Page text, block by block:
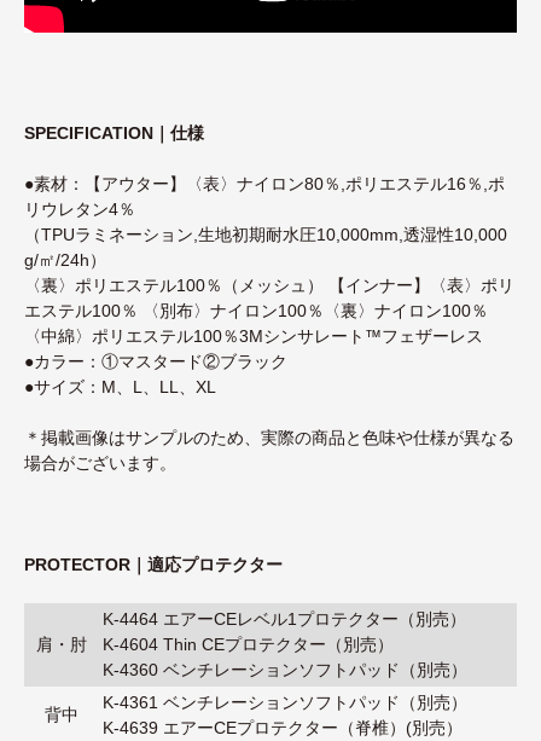
SPECIFICATION｜仕様
●素材：【アウター】〈表〉ナイロン80％,ポリエステル16％,ポ
リウレタン4％
（TPUラミネーション,生地初期耐水圧10,000mm,透湿性10,000
g/㎡/24h）
〈裏〉ポリエステル100％（メッシュ） 【インナー】〈表〉ポリ
エステル100％ 〈別布〉ナイロン100％〈裏〉ナイロン100％
〈中綿〉ポリエステル100％3Mシンサレート™フェザーレス
●カラー：①マスタード②ブラック
●サイズ：M、L、LL、XL
＊掲載画像はサンプルのため、実際の商品と色味や仕様が異なる
場合がございます。
PROTECTOR｜適応プロテクター
肩・肘
K-4464 エアーCEレベル1プロテクター（別売）
K-4604 Thin CEプロテクター（別売）
K-4360 ベンチレーションソフトパッド（別売）
背中
K-4361 ベンチレーションソフトパッド（別売）
K-4639 エアーCEプロテクター（脊椎）(別売）